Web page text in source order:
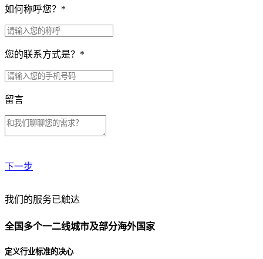
如何称呼您？ *
您的联系方式是？ *
留言
下一步
贵公司预算范围是？
贵公司的团队规模是？
我们的服务已触达
全国多个一二线城市及部分海外国家
定义行业标准的决心